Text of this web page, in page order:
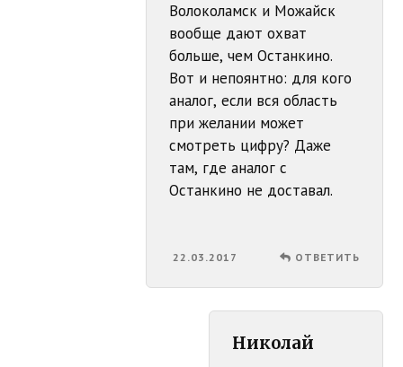
Волоколамск и Можайск
вообще дают охват
больше, чем Останкино.
Вот и непоянтно: для кого
аналог, если вся область
при желании может
смотреть цифру? Даже
там, где аналог с
Останкино не доставал.
22.03.2017 ОТВЕТИТЬ
Николай